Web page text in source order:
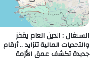
السنغال : الدين العام يقفز
والتحديات المالية تتزايد .. أرقام
جديدة تكشف عمق الأزمة